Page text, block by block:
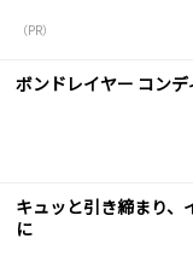
（PR）
ボンドレイヤー コン
キュッと引き締まり、
に